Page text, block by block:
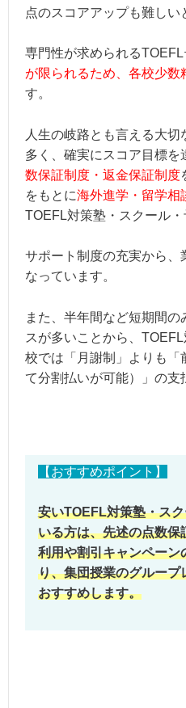
点のスコアアップも難しい
専門性が求められる
が限られるため、各校少数
す。
人生の岐路とも言える大
多く、確実にスコア目標を
数保証制度・返金保証制度
をもとに海外進学・留学相
TOEFL対策塾・スクール・
サポート制度の充実から、
なっています。
また、半年間など短期間
スが多いことから、
校では「月謝制」よりも「
て分割払いが可能）」の支
【おすすめポイント】
安いTOEFL対策塾・ス
いる方は、先述の点数保
利用や割引キャンペーン
り、集団授業のグループ
おすすめします。